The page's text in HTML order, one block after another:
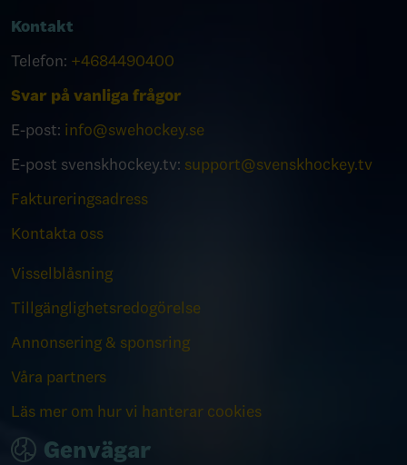
Kontakt
Telefon: +4684490400
Svar på vanliga frågor
E-post: info@swehockey.se
E-post svenskhockey.tv: support@svenskhockey.tv
Faktureringsadress
Kontakta oss
Visselblåsning
Tillgänglighetsredogörelse
Annonsering & sponsring
Våra partners
Läs mer om hur vi hanterar cookies
Genvägar